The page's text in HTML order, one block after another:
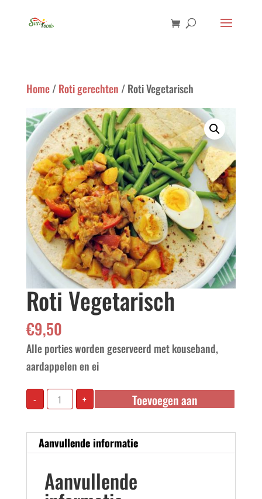
Home/Roti gerechten / Roti Vegetarisch
Roti Vegetarisch
€9,50
Alle porties worden geserveerd met kouseband,
aardappelen en ei
- Roti
Vegetarisch
+
Toevoegen aan
Aanvullende informatie
Aanvullende